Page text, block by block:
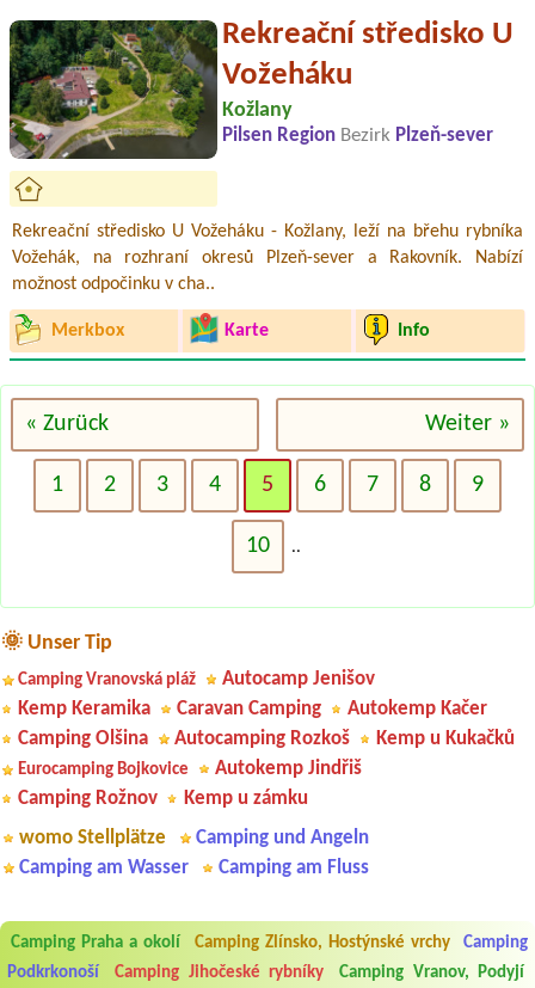
Rekreační středisko U
Vožeháku
Kožlany
Pilsen Region Bezirk Plzeň-sever
Rekreační středisko U Vožeháku - Kožlany, leží na břehu rybníka
Vožehák, na rozhraní okresů Plzeň-sever a Rakovník. Nabízí
možnost odpočinku v cha..
Merkbox Karte Info
« Zurück Weiter »
1 2 3 4 5 6 7 8 9
10 ..
🌞 Unser Tip
Camping Vranovská pláž
Autocamp Jenišov
Kemp Keramika
Caravan Camping
Autokemp Kačer
Camping Olšina
Autocamping Rozkoš Kemp u Kukačků
Eurocamping Bojkovice
Autokemp Jindřiš
Camping Rožnov
Kemp u zámku
womo Stellplätze
Camping und Angeln
Camping am Wasser
Camping am Fluss
Camping Praha a okolí Camping Zlínsko, Hostýnské vrchy
Camping
Podkrkonoší
Camping Jihočeské rybníky Camping Vranov, Podyjí
Byli jsme zde v týdnu od 25.7. do 1.8. 2026. Kemp jako takový je pěkný.